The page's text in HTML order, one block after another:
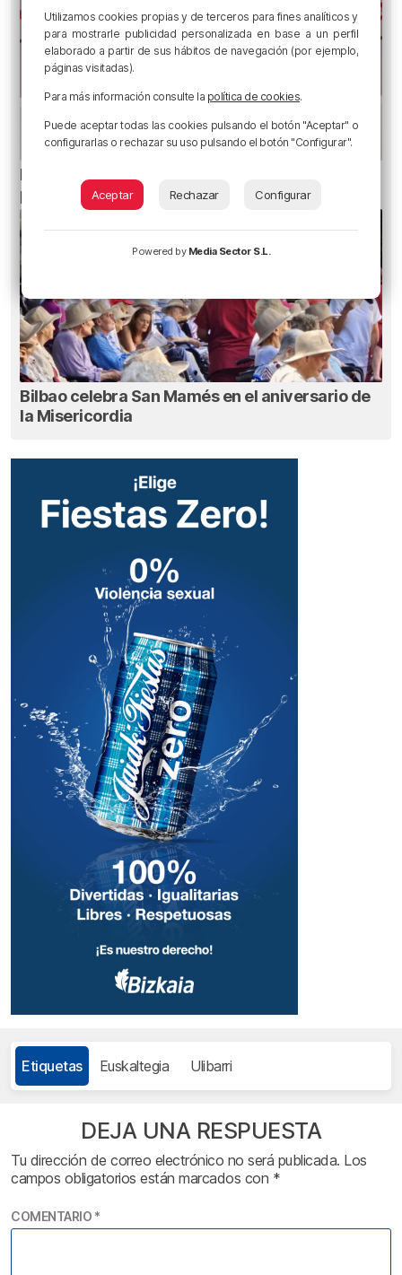
EH Bildu Bilbao propone elevar la tasa turística
para recaudar 11 millones de euros más
Bilbao celebra San Mamés en el aniversario de
la Misericordia
Etiquetas Euskaltegia Ulibarri
DEJA UNA RESPUESTA
Tu dirección de correo electrónico no será publicada. Los
campos obligatorios están marcados con *
COMENTARIO *
Utilizamos cookies propias y de terceros para fines analíticos y
para mostrarle publicidad personalizada en base a un perfil
elaborado a partir de sus hábitos de navegación (por ejemplo,
páginas visitadas).
Para más información consulte la política de cookies.
Puede aceptar todas las cookies pulsando el botón "Aceptar" o
configurarlas o rechazar su uso pulsando el botón "Configurar".
Aceptar Rechazar Configurar
Powered by Media Sector S.L.